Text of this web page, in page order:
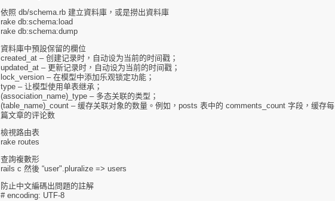
依照 db/schema.rb 建立資料庫，或是撈出資料庫
rake db:schema:load
rake db:schema:dump
資料庫中預設保留的欄位
created_at – 创建记录时，自动设为当前的时间戳；
updated_at – 更新记录时，自动设为当前的时间戳；
lock_version – 在模型中添加乐观锁定功能；
type – 让模型使用单表继承；
(association_name)_type – 多态关联的类型；
(table_name)_count – 缓存关联对象的数量。例如，posts 表中的 comments_count 字段，缓存每
篇文章的评论数
檢視路由表
rake routes
查詢複數形
rails c 然後 “user".pluralize => users
防止中文編碼出問題的註解
# encoding: UTF-8